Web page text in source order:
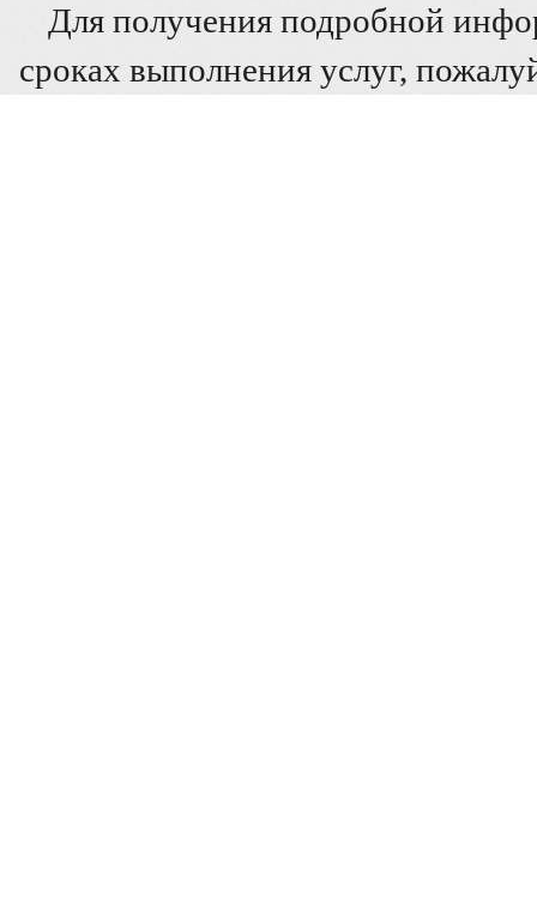
Для получения подробной
сроках выполнения услуг,